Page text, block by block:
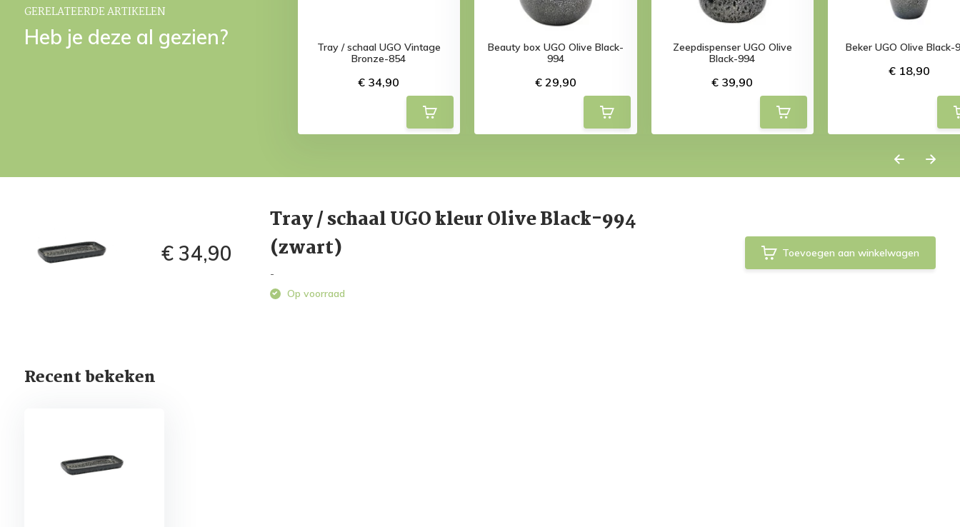
GERELATEERDE ARTIKELEN
Heb je deze al gezien?
Tray / schaal UGO Vintage
Bronze-854
€ 34,90
Beauty box UGO Olive Black-
994
€ 29,90
Zeepdispenser UGO Olive
Black-994
€ 39,90
Beker UGO Olive Black-
€ 18,90
€ 34,90
Tray / schaal UGO kleur Olive Black-994
(zwart)
-
Op voorraad
Toevoegen aan winkelwagen
Recent bekeken